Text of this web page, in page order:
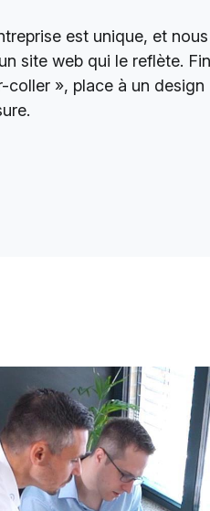
est unique, et nous
site web qui le reflète.
coller », place à un design